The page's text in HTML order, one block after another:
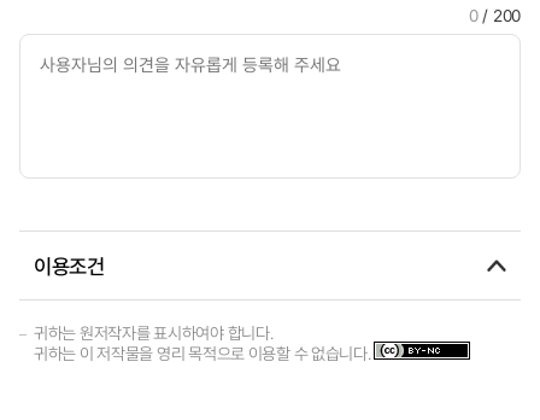
0/ 200
이용조건
귀하는 원저작자를 표시하여야 합니다.
귀하는 이 저작물을 영리 목적으로 이용할 수 없습니다.